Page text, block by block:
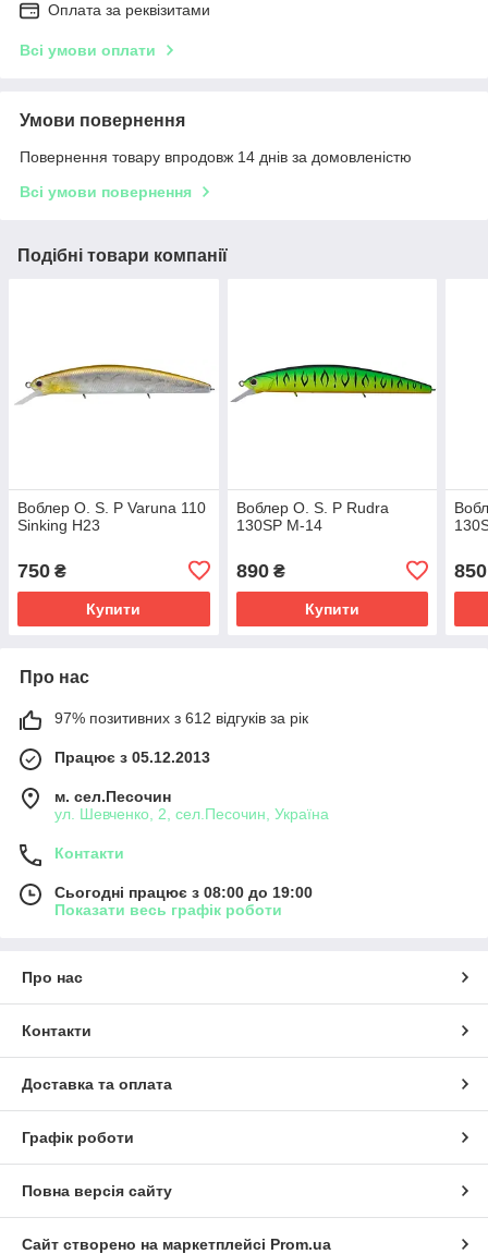
Оплата за реквізитами
Всі умови оплати
Умови повернення
Повернення товару впродовж 14 днів за домовленістю
Всі умови повернення
Подібні товари компанії
Воблер O. S. P Varuna 110
Sinking H23
750 ₴
Купити
Воблер O. S. P Rudra
130SP M-14
890₴
Купити
850
Про нас
97% позитивних з 612 відгуків за рік
Працює з 05.12.2013
м. сел.Песочин
ул. Шевченко, 2, сел.Песочин, Україна
Контакти
Сьогодні працює з 08:00 до 19:00
Показати весь графік роботи
Про нас
Контакти
Доставка та оплата
Графік роботи
Повна версія сайту
Сайт створено на маркетплейсі Prom.ua